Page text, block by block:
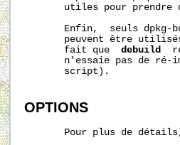
utiles pour prendre
Enfin,  seuls dpkg-
peuvent être
       fait que
debuild
n'essaie pas de
       script).
OPTIONS
Pour plus de